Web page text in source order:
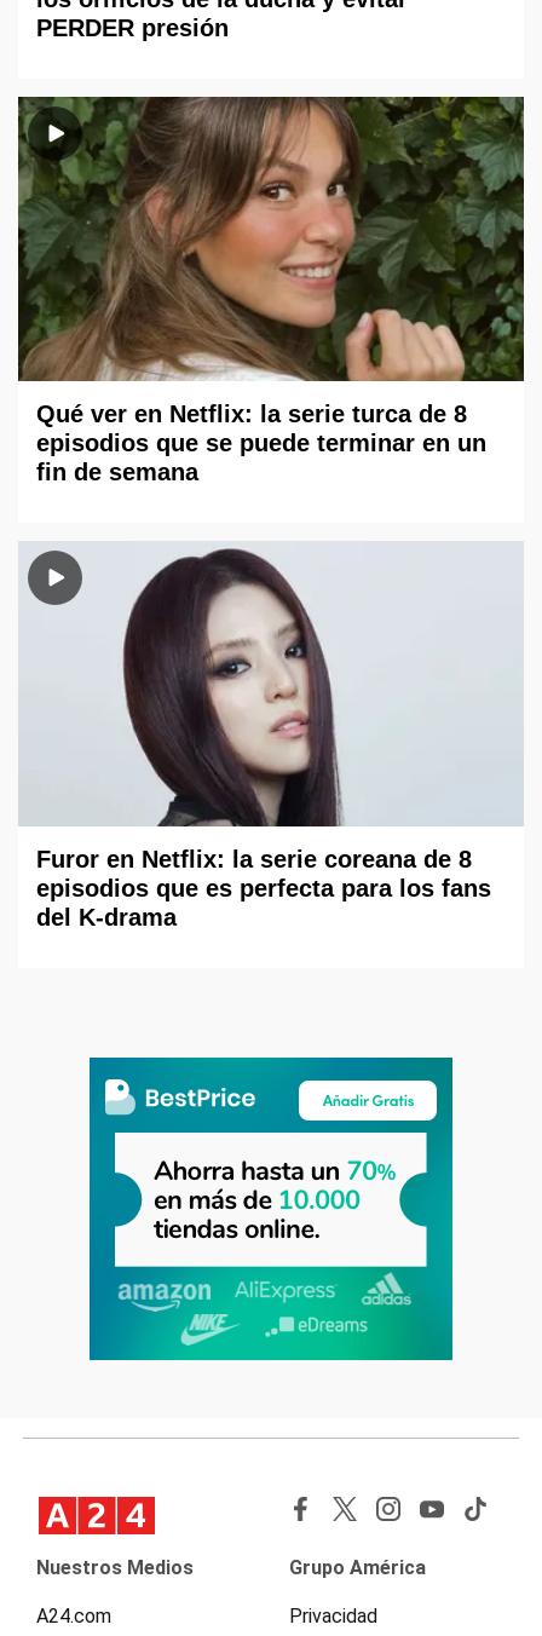
PERDER presión
Qué ver en Netflix: la serie turca de 8
episodios que se puede terminar en un
fin de semana
Furor en Netflix: la serie coreana de 8
episodios que es perfecta para los fans
del K-drama
Nuestros Medios
A24.com
Grupo América
Privacidad